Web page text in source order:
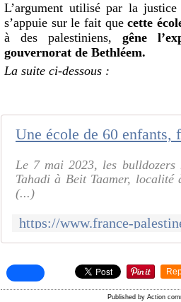
L’argument utilisé par la
s’appuie sur le fait quecette
à des palestiniens,gêne
gouvernorat de Bethléem.
La suite ci-dessous :
Le 7 mai 2023, les
Tahadi à Beit Taamer,
(...)
Published by Action